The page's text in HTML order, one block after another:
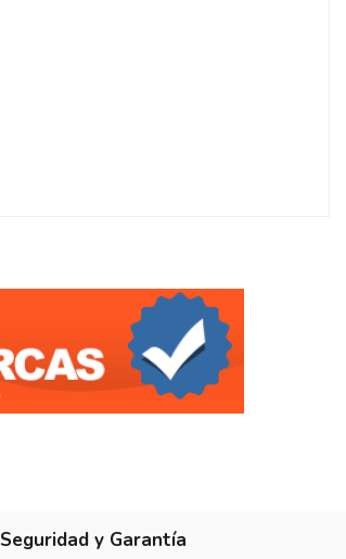
Seguridad y Garantía